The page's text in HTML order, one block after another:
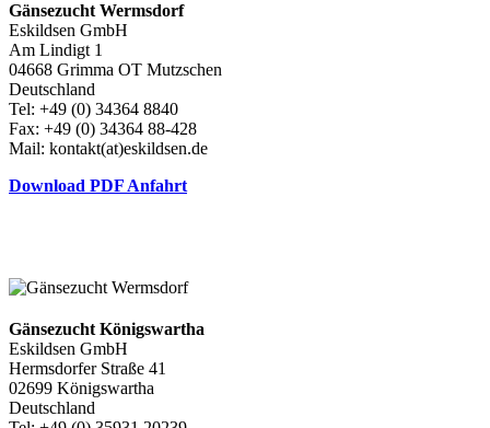
Gänsezucht Wermsdorf
Eskildsen GmbH
Am Lindigt 1
04668 Grimma OT Mutzschen
Deutschland
Tel: +49 (0) 34364 8840
Fax: +49 (0) 34364 88-428
Mail: kontakt(at)eskildsen.de
Download PDF Anfahrt
Gänsezucht Königswartha
Eskildsen GmbH
Hermsdorfer Straße 41
02699 Königswartha
Deutschland